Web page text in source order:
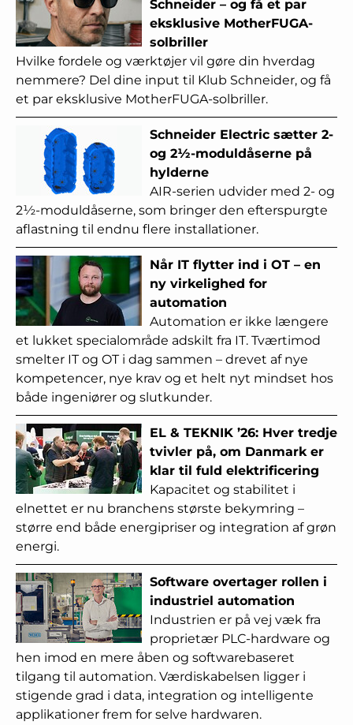
Schneider – og få et par
eksklusive MotherFUGA-
solbriller
Hvilke fordele og værktøjer vil gøre din hverdag
nemmere? Del dine input til Klub Schneider, og få
et par eksklusive MotherFUGA-solbriller.
Schneider Electric sætter 2-
og 2½-moduldåserne på
hylderne
AIR-serien udvider med 2- og
2½-moduldåserne, som bringer den efterspurgte
aflastning til endnu flere installationer.
Når IT flytter ind i OT – en
ny virkelighed for
automation
Automation er ikke længere
et lukket specialområde adskilt fra IT. Tværtimod
smelter IT og OT i dag sammen – drevet af nye
kompetencer, nye krav og et helt nyt mindset hos
både ingeniører og slutkunder.
EL & TEKNIK ’26: Hver tredje
tvivler på, om Danmark er
klar til fuld elektrificering
Kapacitet og stabilitet i
elnettet er nu branchens største bekymring –
større end både energipriser og integration af grøn
energi.
Software overtager rollen i
industriel automation
Industrien er på vej væk fra
proprietær PLC-hardware og
hen imod en mere åben og softwarebaseret
tilgang til automation. Værdiskabelsen ligger i
stigende grad i data, integration og intelligente
applikationer frem for selve hardwaren.